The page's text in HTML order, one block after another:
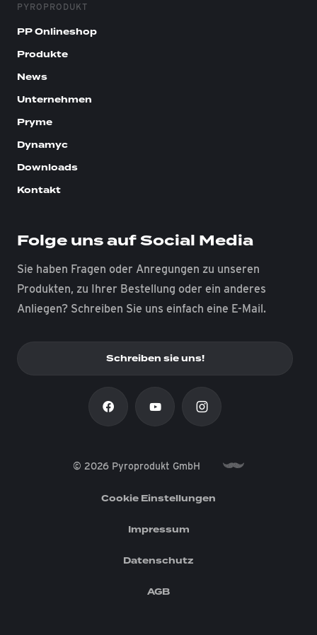
PYROPRODUKT
PP Onlineshop
Produkte
News
Unternehmen
Pryme
Dynamyc
Downloads
Kontakt
Folge uns auf Social Media
Sie haben Fragen oder Anregungen zu unseren
Produkten, zu Ihrer Bestellung oder ein anderes
Anliegen? Schreiben Sie uns einfach eine E-Mail.
Schreiben sie uns!
© 2026 Pyroprodukt GmbH
Cookie Einstellungen
Impressum
Datenschutz
AGB